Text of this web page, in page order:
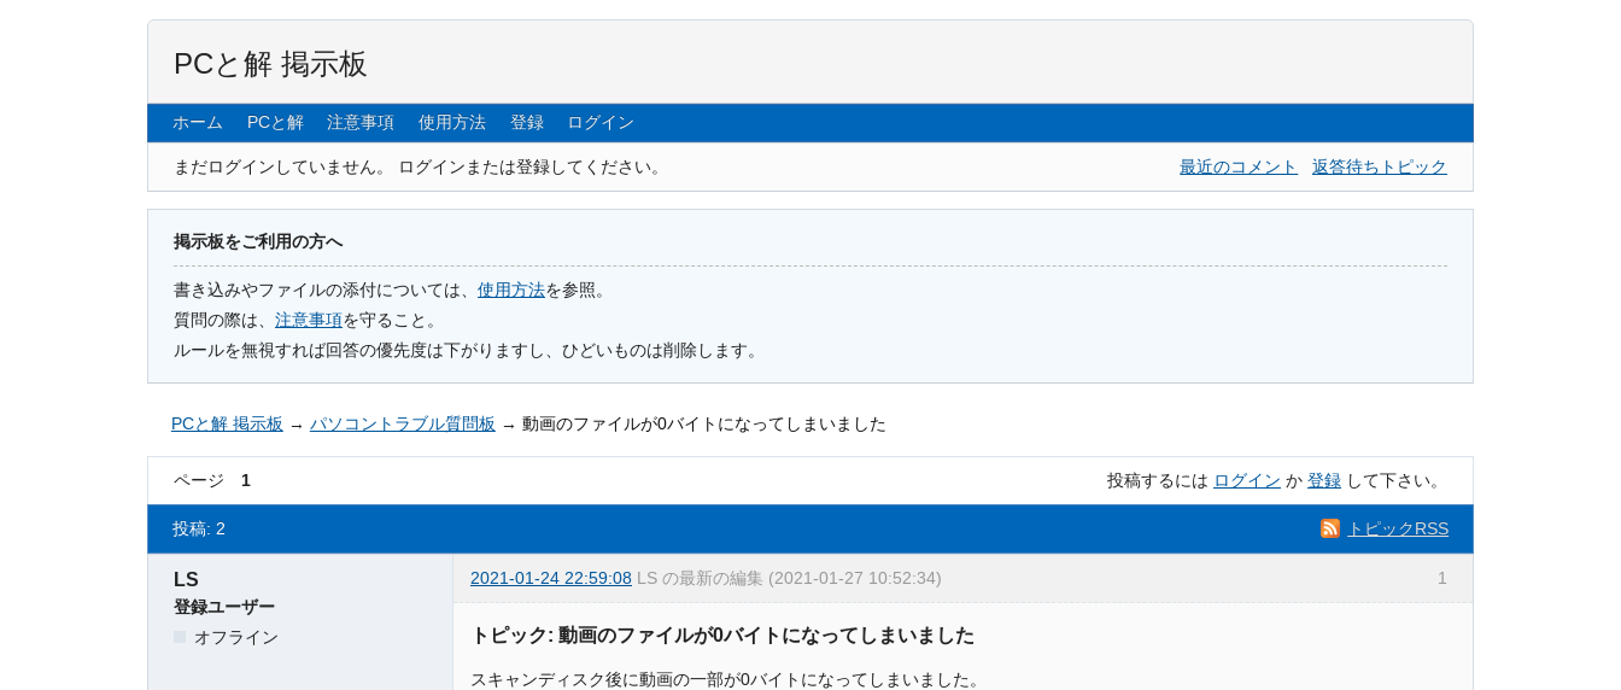
PCと解 掲示板
ホーム PCと解 注意事項 使用方法 登録 ログイン
まだログインしていません。 ログインまたは登録してください。 最近のコメント 返答待ちトピック
掲示板をご利用の方へ
書き込みやファイルの添付については、 使用方法を参照。
質問の際は、 注意事項を守ること。
ルールを無視すれば回答の優先度は下がりますし、ひどいものは削除します。
PCと解 掲示板 → パソコントラブル質問板 → 動画のファイルが0バイトになってしまいました
ページ 1 投稿するには ログイン か 登録 して下さい。
トピックRSS
投稿: 2
1
LS 2021-01-24 22:59:08 LS の最新の編集 (2021-01-27 10:52:34)
登録ユーザー
オフライン
トピック: 動画のファイルが0バイトになってしまいました
スキャンディスク後に動画の一部が0バイトになってしまいました。